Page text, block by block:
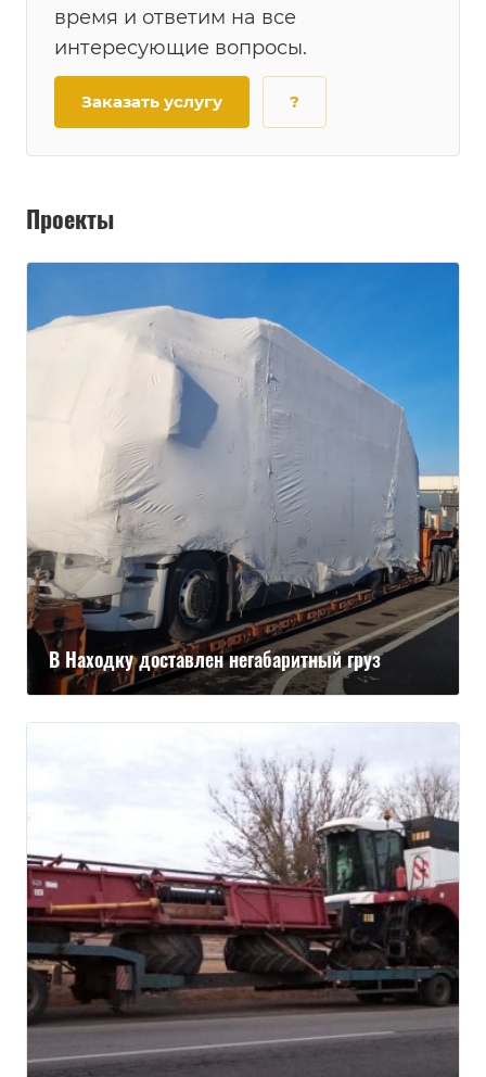
время и ответим на все
интересующие вопросы.
Заказать услугу ?
Проекты
В Находку доставлен негабаритный груз